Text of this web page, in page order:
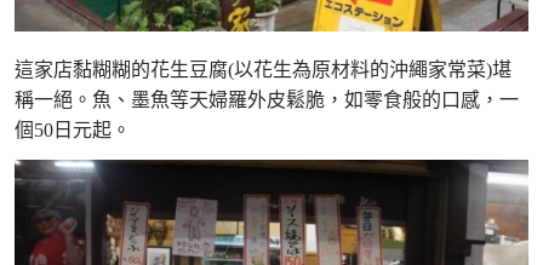
這家店黏糊糊的花生豆腐(以花生為原材料的沖繩家常菜)堪
稱一絕。魚、墨魚等天婦羅外皮鬆脆，如零食般的口感，一
個50日元起。